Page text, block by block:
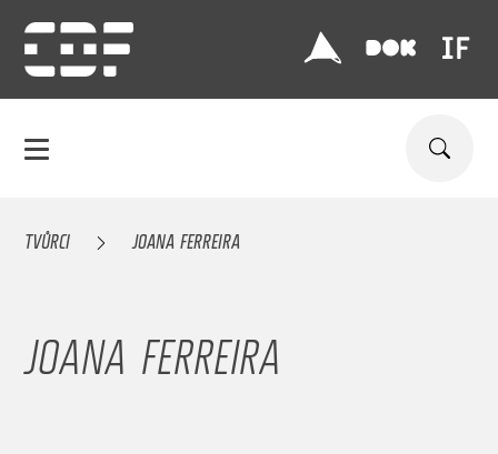
TVŮRCI JOANA FERREIRA
JOANA FERREIRA